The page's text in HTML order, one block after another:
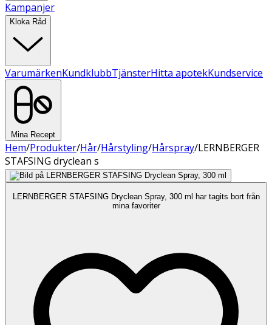
Kampanjer
Kloka Råd
VarumärkenKundklubbTjänsterHitta apotekKundservice
Mina Recept
Hem/Produkter/Hår/Hårstyling/Hårspray/LERNBERGER
STAFSING dryclean s
LERNBERGER STAFSING Dryclean Spray, 300 ml har tagits bort från
mina favoriter